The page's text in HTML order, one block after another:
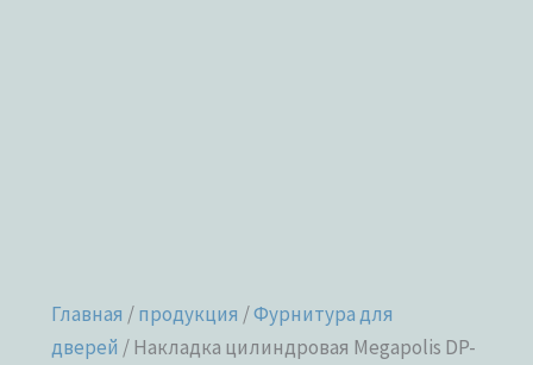
Главная /продукция /Фурнитура для
дверей / Накладка цилиндровая Megapolis DP-